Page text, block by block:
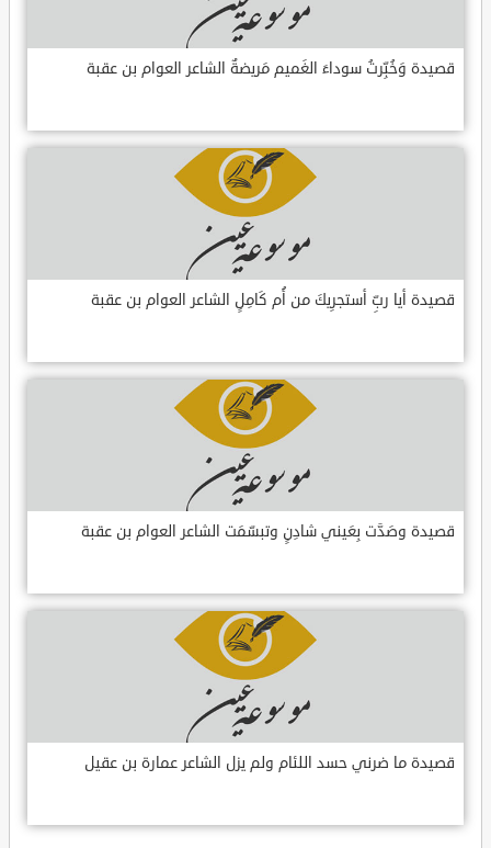
قصيدة وَخُبِّرتُ سوداءَ الغَميم مَريضةٌ الشاعر العوام بن عقبة
قصيدة أيا ربِّ أستجرِيكَ من أُم كَامِلٍ الشاعر العوام بن عقبة
قصيدة وصَدَّت بِعَيني شادِنٍ وتبسّمَت الشاعر العوام بن عقبة
قصيدة ما ضرني حسد اللئام ولم يزل الشاعر عمارة بن عقيل